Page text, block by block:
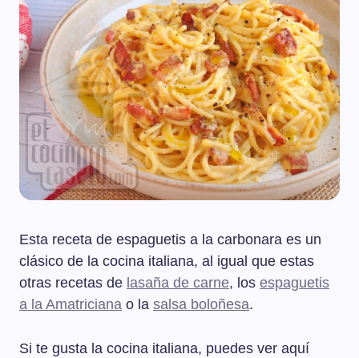
Esta receta de espaguetis a la carbonara es un
clásico de la cocina italiana, al igual que estas
otras recetas de lasaña de carne, los espaguetis
a la Amatriciana o la salsa boloñesa.
Si te gusta la cocina italiana, puedes ver aquí